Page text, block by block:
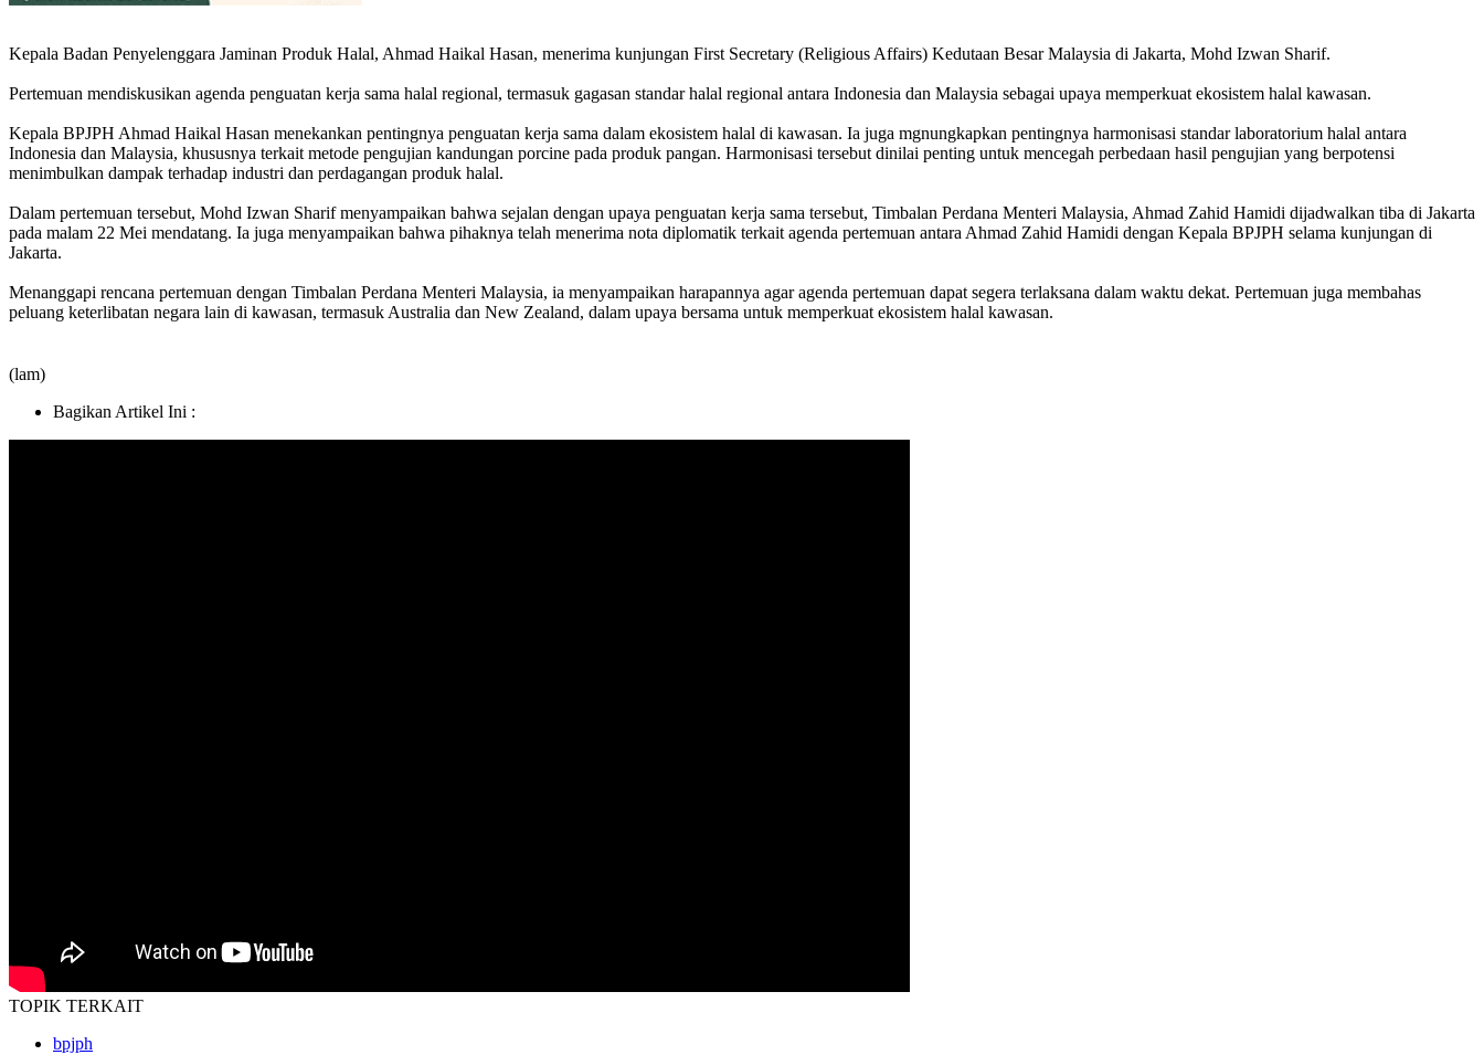
Kepala Badan Penyelenggara Jaminan Produk Halal, Ahmad Haikal Hasan, menerima kunjungan First Secretary (Religious Affairs) Kedutaan Besar Malaysia di Jakarta, Mohd Izwan Sharif.
Pertemuan mendiskusikan agenda penguatan kerja sama halal regional, termasuk gagasan standar halal regional antara Indonesia dan Malaysia sebagai upaya memperkuat ekosistem halal kawasan.
Kepala BPJPH Ahmad Haikal Hasan menekankan pentingnya penguatan kerja sama dalam ekosistem halal di kawasan. Ia juga mgnungkapkan pentingnya harmonisasi standar laboratorium halal antara
Indonesia dan Malaysia, khususnya terkait metode pengujian kandungan porcine pada produk pangan. Harmonisasi tersebut dinilai penting untuk mencegah perbedaan hasil pengujian yang berpotensi
menimbulkan dampak terhadap industri dan perdagangan produk halal.
Dalam pertemuan tersebut, Mohd Izwan Sharif menyampaikan bahwa sejalan dengan upaya penguatan kerja sama tersebut, Timbalan Perdana Menteri Malaysia, Ahmad Zahid Hamidi dijadwalkan tiba di Jakarta
pada malam 22 Mei mendatang. Ia juga menyampaikan bahwa pihaknya telah menerima nota diplomatik terkait agenda pertemuan antara Ahmad Zahid Hamidi dengan Kepala BPJPH selama kunjungan di
Jakarta.
Menanggapi rencana pertemuan dengan Timbalan Perdana Menteri Malaysia, ia menyampaikan harapannya agar agenda pertemuan dapat segera terlaksana dalam waktu dekat. Pertemuan juga membahas
peluang keterlibatan negara lain di kawasan, termasuk Australia dan New Zealand, dalam upaya bersama untuk memperkuat ekosistem halal kawasan.
(lam)
Bagikan Artikel Ini :
TOPIK TERKAIT
bpjph